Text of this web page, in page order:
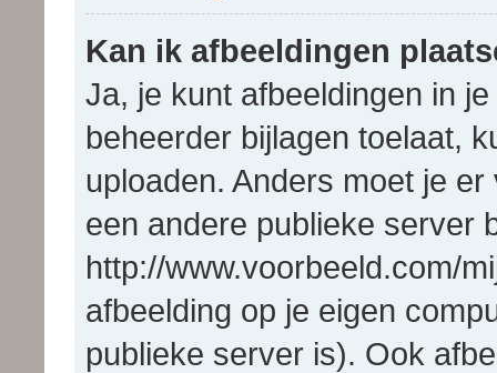
Kan ik afbeeldingen
Ja, je kunt afbeeldingen in
beheerder bijlagen toelaat,
uploaden. Anders moet je
een andere publieke server
http://www.voorbeeld.com/
afbeelding op je eigen
publieke server is). Ook